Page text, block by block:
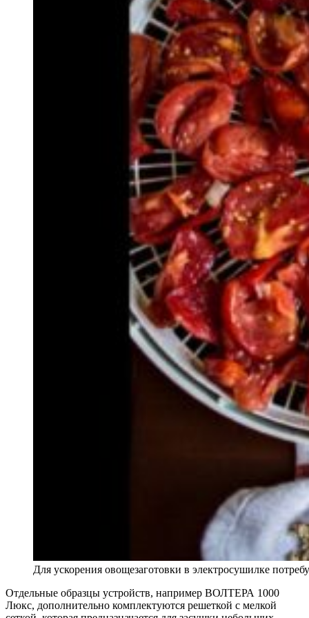
Для ускорения овощезаготовки в электросушилке
Отдельные образцы устройств, например ВОЛТЕРА 1000
Люкс, дополнительно комплектуются решеткой с мелкой